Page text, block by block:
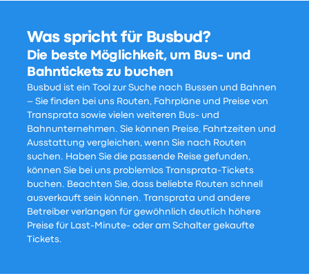
Was spricht für Busbud?
Die beste Möglichkeit, um Bus- und
Bahntickets zu buchen
Busbud ist ein Tool zur Suche nach Bussen und Bahnen
– Sie finden bei uns Routen, Fahrpläne und Preise von
Transprata sowie vielen weiteren Bus- und
Bahnunternehmen. Sie können Preise, Fahrtzeiten und
Ausstattung vergleichen, wenn Sie nach Routen
suchen. Haben Sie die passende Reise gefunden,
können Sie bei uns problemlos Transprata-Tickets
buchen. Beachten Sie, dass beliebte Routen schnell
ausverkauft sein können. Transprata und andere
Betreiber verlangen für gewöhnlich deutlich höhere
Preise für Last-Minute- oder am Schalter gekaufte
Tickets.